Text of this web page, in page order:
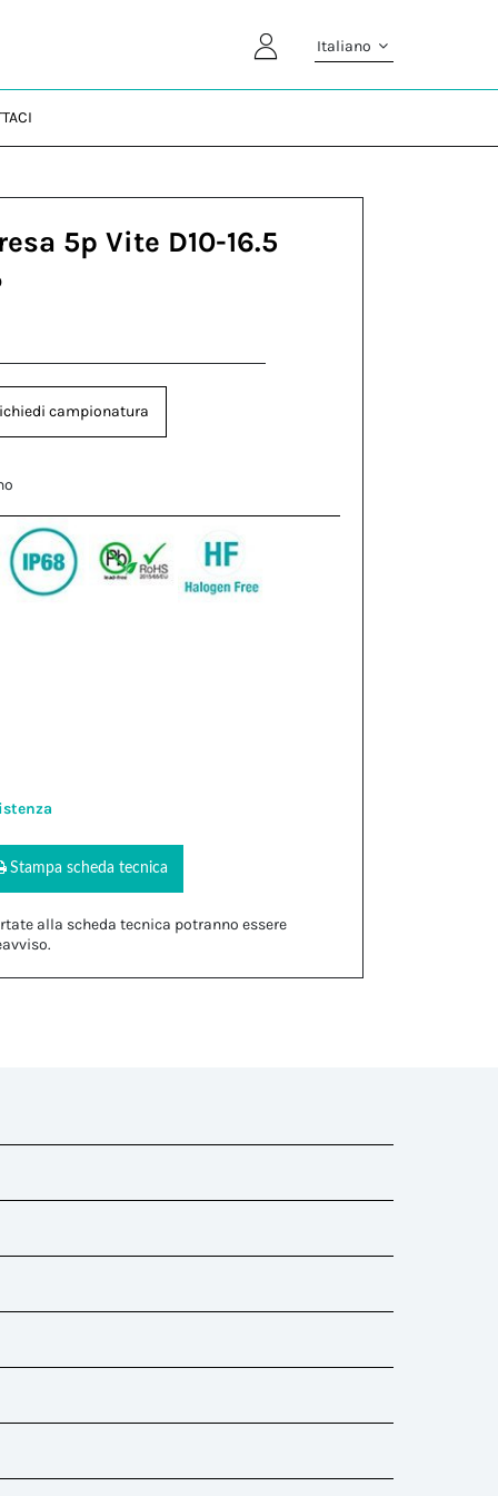
Italiano
5p Vite D10-16.5
campionatura
Stampa scheda tecnica
alla scheda tecnica potranno essere